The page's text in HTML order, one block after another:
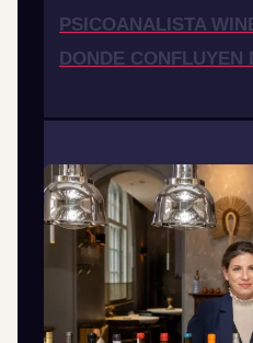
PSICOANALISTA
DONDE CONFLUYEN